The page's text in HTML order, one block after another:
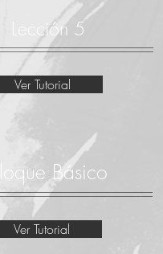
Lección 5
Ver Tutorial
Bloque Básico
Ver Tutorial